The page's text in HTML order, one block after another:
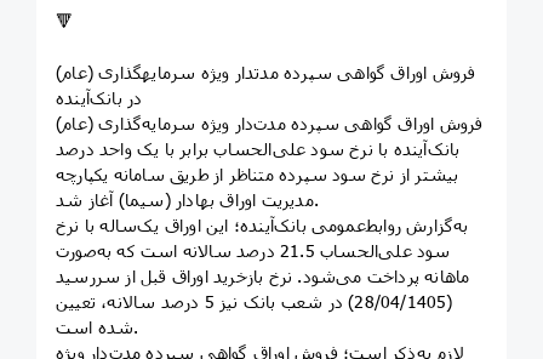
🔻
فروش اوراق گواهی سپرده مدت­دار ویژه سرمایه­گذاری‌ (عام)
در بانک‌آینده
فروش اوراق گواهی سپرده مدت‌دار ویژه سرمایه‌گذاری (عام)
بانک‌آینده با نرخ سود علی‌الحساب برابر با یک واحد درصد
بیشتر از نرخ سود سپرده متناظر از طریق سامانه یکپارچه
مدیریت اوراق بهادار (سیما) آغاز شد.
به‌گزارش روابط‌عمومی بانک‌آینده؛ این اوراق یک‌ساله با نرخ
سود علی‌الحساب 21.5 درصد سالانه است که به‌صورت
ماهانه پرداخت می‌شود. نرخ بازخرید اوراق قبل از سررسید
(28/04/1405) در شعب بانک نیز 5 درصد سالانه، تعیین
شده است.
لازم به‌ذکر است؛ فروش اوراق گواهی سپرده مدت‌دار ویژه